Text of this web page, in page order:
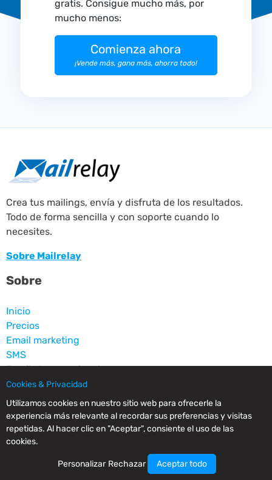
gratis. Consigue mucho más, por
mucho menos:
Comienza ahora
¡Vende más, gana más, ahorra todo!
Crea tus mailings, envía y disfruta de los resultados.
Todo de forma sencilla y con soporte cuando lo
necesites.
Sobre Mailrelay
Sobre
Inicio
Precios
Email marketing
SMS
Emails transaccionales
Landing pages
Contacto
Recursos
Cookies & Privacidad
Utilizamos cookies en nuestro sitio web para ofrecerle la
experiencia más relevante al recordar sus preferencias y visitas
repetidas. Al hacer clic en "Aceptar", consiente el uso de las
cookies.
Personalizar Rechazar Aceptar todo